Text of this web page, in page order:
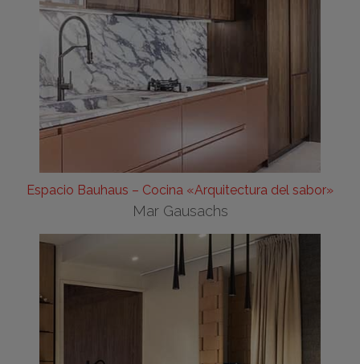
Espacio Bauhaus – Cocina «Arquitectura del sabor»
Mar Gausachs